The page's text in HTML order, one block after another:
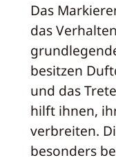
Das
das
besitzen
und das
hilft ihnen,
verbreiten.
besonders